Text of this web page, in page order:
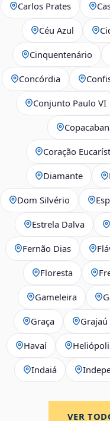
Carlos Prates
Céu Azul
Cinquentenário
Concórdia
Conjunto Paulo VI
Coração
Diamante
Dom Silvério
Estrela Dalva
Fernão Dias
Floresta
Gameleira
Graça Grajaú
Havaí
Indaiá
VER